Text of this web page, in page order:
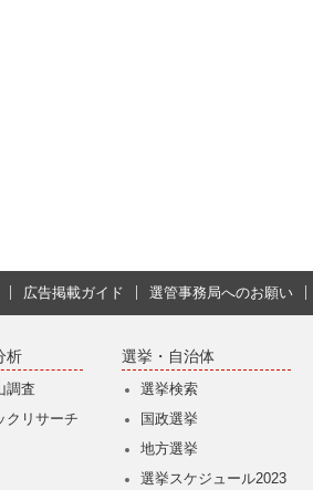
広告掲載ガイド 選管事務局へのお願い
析
調査
クリサーチ
選挙・自治体
選挙検索
国政選挙
地方選挙
選挙スケジュール2023